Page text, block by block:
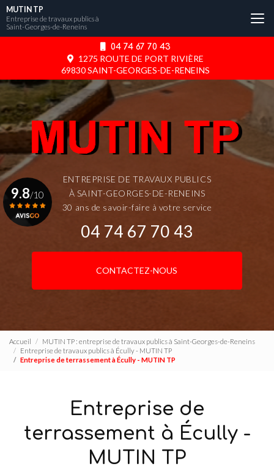
Aller
au
contenu
04 74 67 70 43
1275 ROUTE DE PORT RIVIÈRE
69830 SAINT-GEORGES-DE-RENEINS
MUTIN TP
Entreprise de travaux publics à
Saint-Georges-de-Reneins
ENTREPRISE DE TRAVAUX PUBLICS
À SAINT-GEORGES-DE-RENEINS
30 ans de savoir-faire à votre service
04 74 67 70 43
CONTACTEZ-NOUS
9.8/10
Accueil
MUTIN TP : entreprise de travaux publics à Saint-Georges-de-Reneins
Entreprise de travaux publics à Écully - MUTIN TP
Entreprise de terrassement à Écully - MUTIN TP
Entreprise de
terrassement à Écully -
MUTIN TP